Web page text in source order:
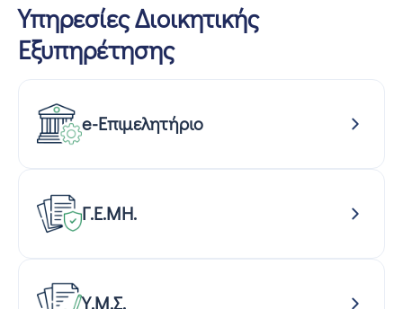
Υπηρεσίες Διοικητικής
Εξυπηρέτησης
e-Επιμελητήριο
Γ.Ε.ΜΗ.
Υ.Μ.Σ.